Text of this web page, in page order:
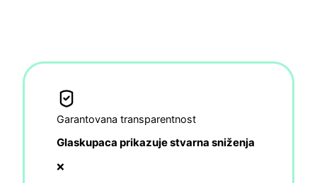
Garantovana transparentnost
Glaskupaca prikazuje stvarna sniženja
❌